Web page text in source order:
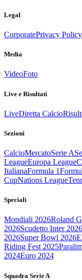
Legal
CorporatePrivacy Policy
Media
VideoFoto
Live e Risultati
LiveDiretta Calcio
Sezioni
CalcioMercatoSerie A
LeagueEuropa League
ItalianaFormula 1
CupNations League
Speciali
Mondiali 2026Roland
2026Scudetto Inter 2026
2026Super Bowl 2026
Riding Fest 2025
2024Euro 2024
Squadra Serie A